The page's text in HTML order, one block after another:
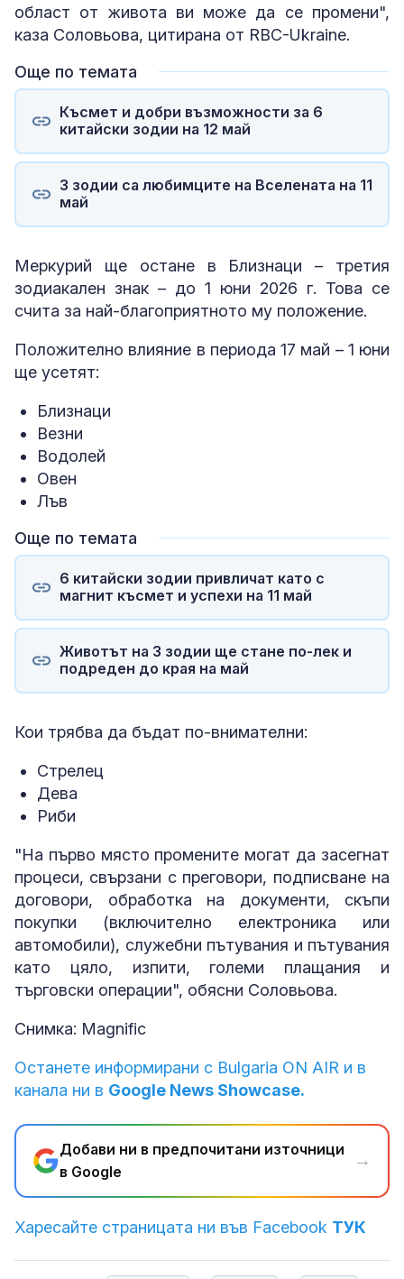
област от живота ви може да се промени",
каза Соловьова, цитирана от RBC-Ukraine.
Още по темата
Късмет и добри възможности за 6
китайски зодии на 12 май
3 зодии са любимците на Вселената на 11
май
Меркурий ще остане в Близнаци – третия
зодиакален знак – до 1 юни 2026 г. Това се
счита за най-благоприятното му положение.
Положително влияние в периода 17 май – 1 юни
ще усетят:
Близнаци
Везни
Водолей
Овен
Лъв
Още по темата
6 китайски зодии привличат като с
магнит късмет и успехи на 11 май
Животът на 3 зодии ще стане по-лек и
подреден до края на май
Кои трябва да бъдат по-внимателни:
Стрелец
Дева
Риби
"На първо място промените могат да засегнат
процеси, свързани с преговори, подписване на
договори, обработка на документи, скъпи
покупки (включително електроника или
автомобили), служебни пътувания и пътувания
като цяло, изпити, големи плащания и
търговски операции", обясни Соловьова.
Снимка: Magnific
Останете информирани с Bulgaria ON AIR и в
канала ни в Google News Showcase.
Добави ни в предпочитани източници
в Google
→
Харесайте страницата ни във Facebook ТУК